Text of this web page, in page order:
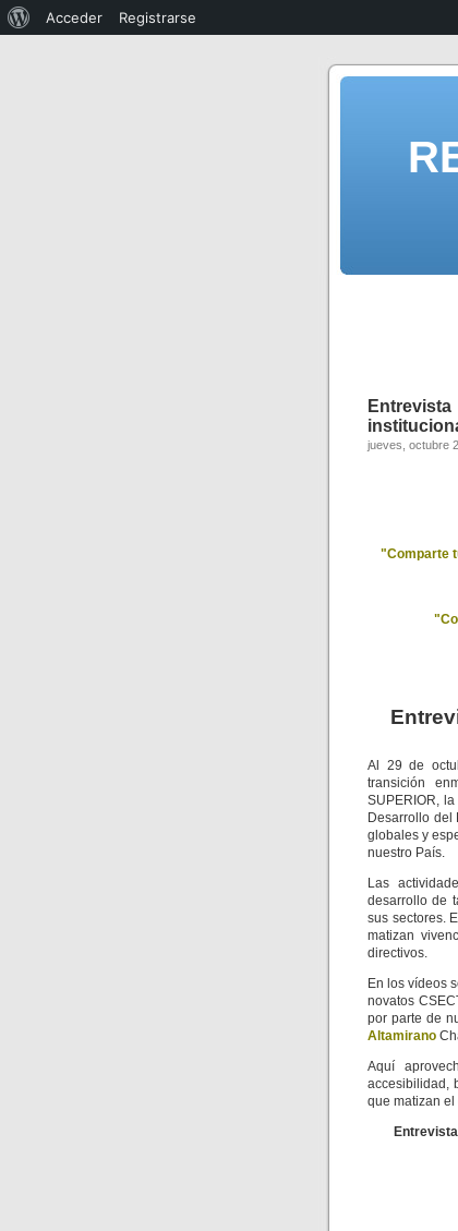
jueves, octubre
"Comparte
Al 29 de
transición
SUPERIOR,
Desarrollo del
globales y
nuestro País.
Las
desarrollo de
sus sectores.
matizan
directivos.
En los vídeos
novatos
por parte de
Altamirano
Aquí
accesibilidad,
que matizan
Acceder Registrarse